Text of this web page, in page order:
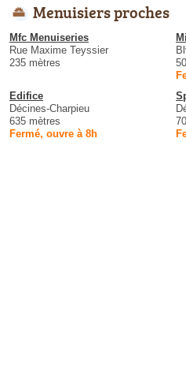
Menuisiers proches
Mfc Menuiseries
Rue Maxime Teyssier
235 mètres
Edifice
Décines-Charpieu
635 mètres
Fermé, ouvre à 8h